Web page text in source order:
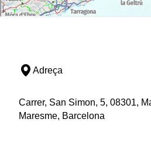
Adreça
Carrer, San Simon, 5, 08301,
Maresme, Barcelona